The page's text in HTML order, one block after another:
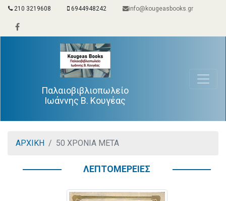
210 3219608 6944948242 info@kougeasbooks.gr
Παλαιοβιβλιοπωλείο
Ιωάννης Β. Κουγέας
ΑΡΧΙΚΗ 50 ΧΡΟΝΙΑ ΜΕΤΑ
ΛΕΠΤΟΜΕΡΕΙΕΣ